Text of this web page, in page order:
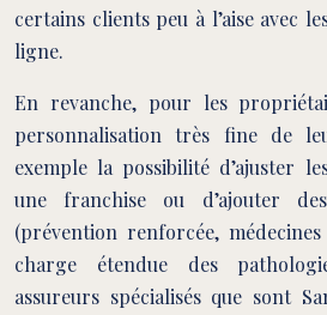
certains clients peu à l’aise avec
ligne.
En revanche, pour les
personnalisation très fine de
exemple la possibilité d’ajuster
une franchise ou d’ajouter
(prévention renforcée,
charge étendue des
assureurs spécialisés que sont